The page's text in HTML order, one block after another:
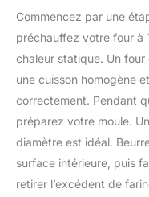
Commencez par une
préchauffez votre four à
chaleur statique. Un
une cuisson homogène
correctement. Pendant
préparez votre moule.
diamètre est idéal.
surface intérieure, puis
retirer l’excédent de